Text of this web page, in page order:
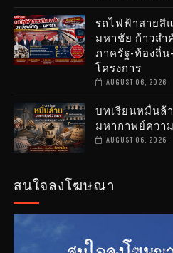
รถไฟฟ้าสายสี
มหาชัย ก้าวส
ภาครัฐ-ท้องถิ่
โครงการ
AUGUST 06, 2026
บทเรียนหมื่นล้
มหากาพย์ควา
AUGUST 06, 2026
สนใจลงโฆษณา